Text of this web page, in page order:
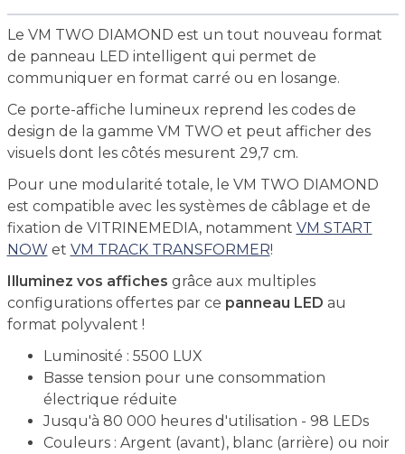
Le VM TWO DIAMOND est un tout nouveau format
de panneau LED intelligent qui permet de
communiquer en format carré ou en losange.
Ce porte-affiche lumineux reprend les codes de
design de la gamme VM TWO et peut afficher des
visuels dont les côtés mesurent 29,7 cm.
Pour une modularité totale, le VM TWO DIAMOND
est compatible avec les systèmes de câblage et de
fixation de VITRINEMEDIA, notamment VM START
NOW et VM TRACK TRANSFORMER!
Illuminez vos affiches grâce aux multiples
configurations offertes par ce panneau LED au
format polyvalent !
Luminosité : 5500 LUX
Basse tension pour une consommation
électrique réduite
Jusqu'à 80 000 heures d'utilisation - 98 LEDs
Couleurs : Argent (avant), blanc (arrière) ou noir